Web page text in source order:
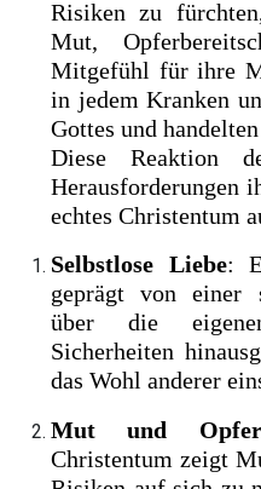
Risiken zu
Mut,
Mitgefühl für ihre
in jedem Kranken
Gottes und
Diese Reaktion
Herausforderungen
echtes Christentum
Selbstlose Liebe:
geprägt von einer
über die
Sicherheiten
das Wohl anderer
Mut und
Christentum zeigt